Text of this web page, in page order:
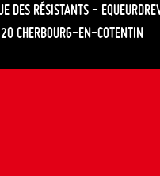
DES RÉSISTANTS -
CHERBOURG-EN-COTENTIN